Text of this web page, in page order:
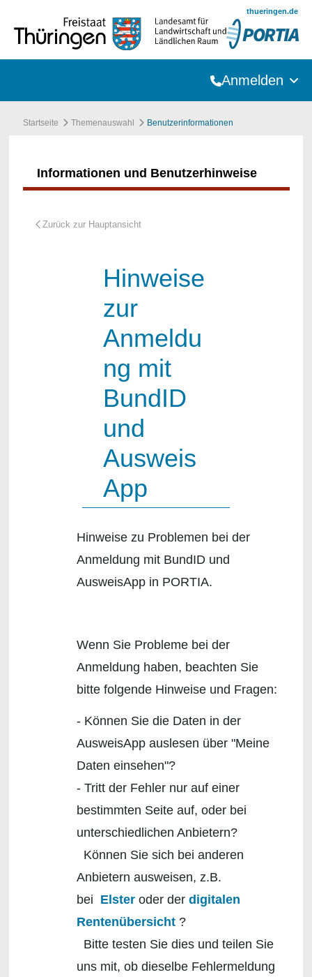
thueringen.de
Anmelden
Startseite Themenauswahl Benutzerinformationen
Informationen und Benutzerhinweise
Hinweise
zur
Anmeldu
ng mit
BundID
und
Ausweis
App
Hinweise zu Problemen bei der
Anmeldung mit BundID und
AusweisApp in PORTIA.
Wenn Sie Probleme bei der
Anmeldung haben, beachten Sie
bitte folgende Hinweise und Fragen:
- Können Sie die Daten in der
AusweisApp auslesen über "Meine
Daten einsehen"?
- Tritt der Fehler nur auf einer
bestimmten Seite auf, oder bei
unterschiedlichen Anbietern?
Können Sie sich bei anderen
Anbietern ausweisen, z.B.
bei Elster oder der digitalen
Rentenübersicht ?
Bitte testen Sie dies und teilen Sie
uns mit, ob dieselbe Fehlermeldung